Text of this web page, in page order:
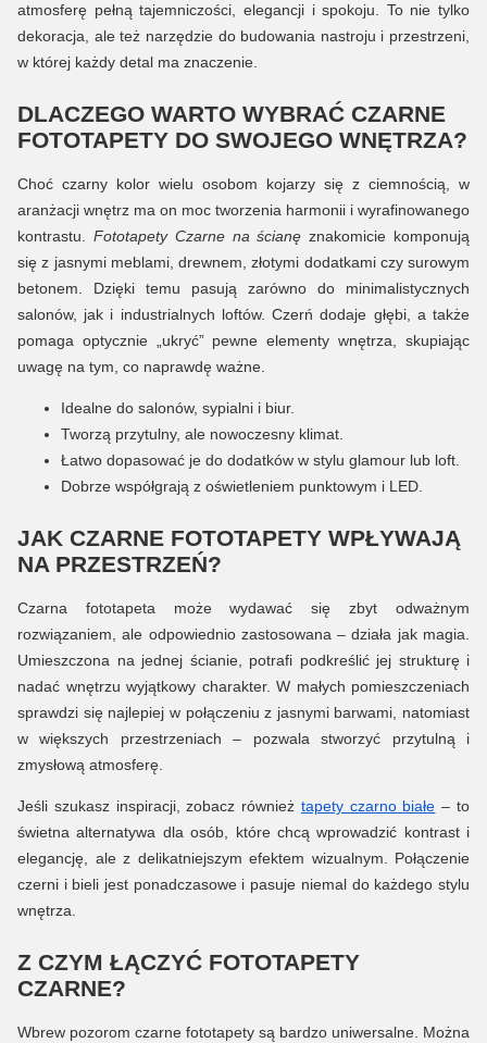
atmosferę pełną tajemniczości, elegancji i spokoju. To nie tylko
dekoracja, ale też narzędzie do budowania nastroju i przestrzeni,
w której każdy detal ma znaczenie.
DLACZEGO WARTO WYBRAĆ CZARNE
FOTOTAPETY DO SWOJEGO WNĘTRZA?
Choć czarny kolor wielu osobom kojarzy się z ciemnością, w
aranżacji wnętrz ma on moc tworzenia harmonii i wyrafinowanego
kontrastu. Fototapety Czarne na ścianę znakomicie komponują
się z jasnymi meblami, drewnem, złotymi dodatkami czy surowym
betonem. Dzięki temu pasują zarówno do minimalistycznych
salonów, jak i industrialnych loftów. Czerń dodaje głębi, a także
pomaga optycznie „ukryć” pewne elementy wnętrza, skupiając
uwagę na tym, co naprawdę ważne.
Idealne do salonów, sypialni i biur.
Tworzą przytulny, ale nowoczesny klimat.
Łatwo dopasować je do dodatków w stylu glamour lub loft.
Dobrze współgrają z oświetleniem punktowym i LED.
JAK CZARNE FOTOTAPETY WPŁYWAJĄ
NA PRZESTRZEŃ?
Czarna fototapeta może wydawać się zbyt odważnym
rozwiązaniem, ale odpowiednio zastosowana – działa jak magia.
Umieszczona na jednej ścianie, potrafi podkreślić jej strukturę i
nadać wnętrzu wyjątkowy charakter. W małych pomieszczeniach
sprawdzi się najlepiej w połączeniu z jasnymi barwami, natomiast
w większych przestrzeniach – pozwala stworzyć przytulną i
zmysłową atmosferę.
Jeśli szukasz inspiracji, zobacz również tapety czarno białe – to
świetna alternatywa dla osób, które chcą wprowadzić kontrast i
elegancję, ale z delikatniejszym efektem wizualnym. Połączenie
czerni i bieli jest ponadczasowe i pasuje niemal do każdego stylu
wnętrza.
Z CZYM ŁĄCZYĆ FOTOTAPETY
CZARNE?
Wbrew pozorom czarne fototapety są bardzo uniwersalne. Można